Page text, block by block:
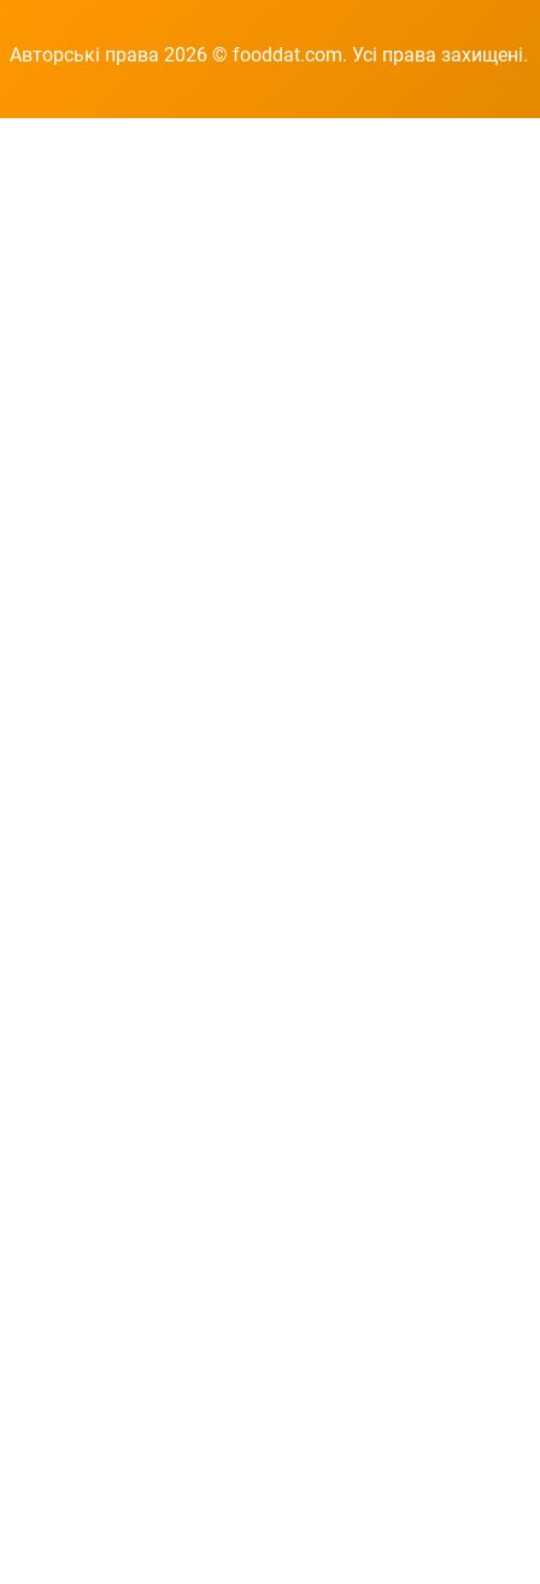
Авторські права 2026 © fooddat.com. Усі права захищені.